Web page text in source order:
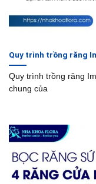
Quy trình trồng răng
Quy trình trồng răng
chung của